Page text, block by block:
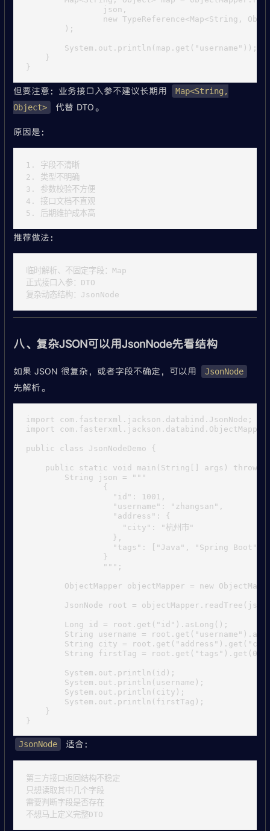
                json,
new TypeReference<Map<String,
        );
        System.out.println(map.get("username"));
    }
但要注意：业务接口入参不建议长期用
Map<String,
Object>
代替 DTO。
原因是：
1. 字段不清晰
2. 类型不明确
3. 参数校验不方便
4. 接口文档不直观
推荐做法：
临时解析、不固定字段：Map
正式接口入参：DTO
八、复杂JSON可以用JsonNode先看结构
如果 JSON 很复杂，或者字段不确定，可以用 JsonNode
先解析。
import com.fasterxml.jackson.databind.JsonNode;
import
public class JsonNodeDemo {
public static void main(String[] args) throws
        String json = """
                {
                  "id": 1001,
                  "username": "zhangsan",
                  "address": {
                    "city": "杭州市"
                  },
                  "tags": ["Java", "Spring Boot"]
                }
                """;
ObjectMapper objectMapper = new
JsonNode root =
        Long id = root.get("id").asLong();
String username =
String city =
String firstTag =
        System.out.println(id);
        System.out.println(username);
        System.out.println(city);
        System.out.println(firstTag);
    }
JsonNode 适合：
第三方接口返回结构不稳定
只想读取其中几个字段
需要判断字段是否存在